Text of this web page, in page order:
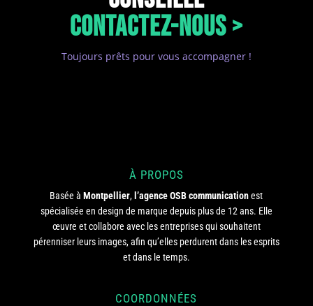
CONTACTEZ-NOUS >
Toujours prêts pour vous accompagner !
À PROPOS
Basée àMontpellier, l’agence OSB communicationest
spécialisée en design de marque depuis plus de 12 ans. Elle
œuvre et collabore avec les entreprises qui souhaitent
pérenniser leurs images, afin qu’elles perdurent dans les esprits
et dans le temps.
COORDONNÉES